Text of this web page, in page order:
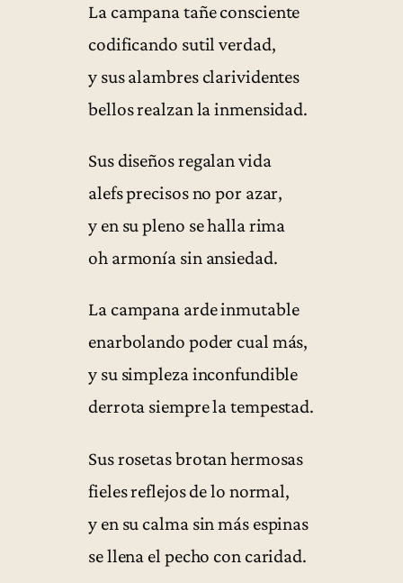
La campana tañe consciente
codificando sutil verdad,
y sus alambres clarividentes
bellos realzan la inmensidad.
Sus diseños regalan vida
alefs precisos no por azar,
y en su pleno se halla rima
oh armonía sin ansiedad.
La campana arde inmutable
enarbolando poder cual más,
y su simpleza inconfundible
derrota siempre la tempestad.
Sus rosetas brotan hermosas
fieles reflejos de lo normal,
y en su calma sin más espinas
se llena el pecho con caridad.